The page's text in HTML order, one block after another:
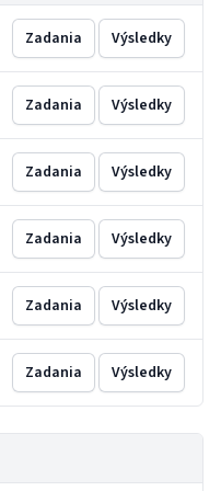
Zadania Výsledky
Zadania Výsledky
Zadania Výsledky
Zadania Výsledky
Zadania Výsledky
Zadania Výsledky